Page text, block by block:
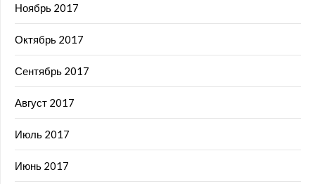
Ноябрь 2017
Октябрь 2017
Сентябрь 2017
Август 2017
Июль 2017
Июнь 2017